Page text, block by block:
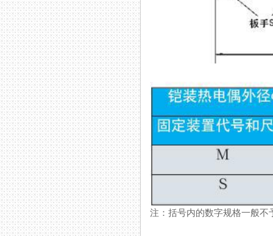
注：括号内的数字规格一般不予